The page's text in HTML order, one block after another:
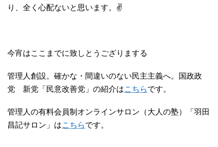
り、全く心配ないと思います。✌
今宵はここまでに致しとうござりまする
管理人創設。確かな・間違いのない民主主義へ。国政政
党 新党「民意改善党」の紹介はこちらです。
管理人の有料会員制オンラインサロン（大人の塾）「羽田
昌記サロン」はこちらです。